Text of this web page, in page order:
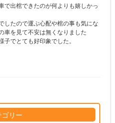
で出棺できたのが何よりも嬉しかっ
したので運ぶ心配や棺の事も気にな
車を見て不安は無くなりました
でとても好印象でした。
ゴリー